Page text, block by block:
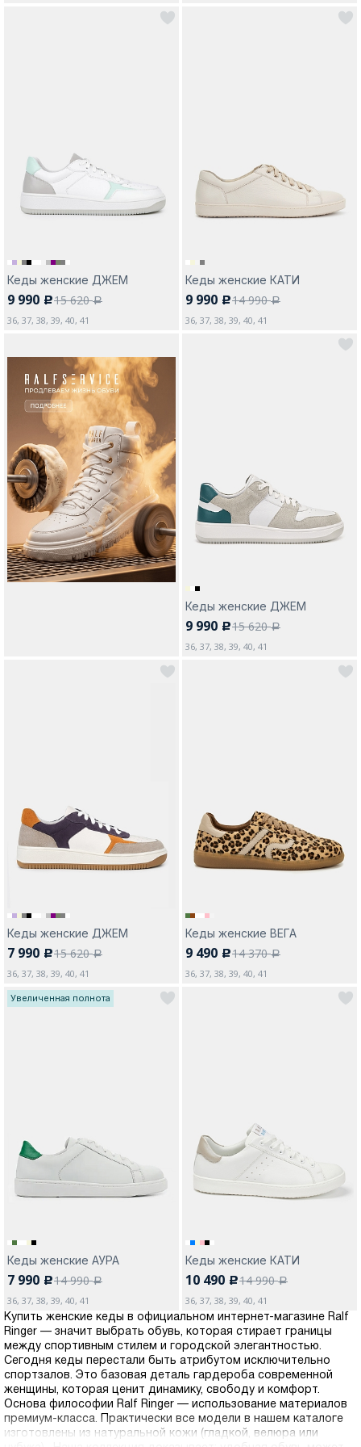
Кеды женские ДЖЕМ
9 990 c15 620a
36, 37, 38, 39, 40, 41
Кеды женские КАТИ
9 990 c14 990a
36, 37, 38, 39, 40, 41
Кеды женские ДЖЕМ
9 990 c15 620a
36, 37, 38, 39, 40, 41
Кеды женские ДЖЕМ
7 990 c15 620a
36, 37, 38, 39, 40, 41
Кеды женские ВЕГА
9 490 c14 370a
36, 37, 38, 39, 40, 41
Увеличенная полнота
Кеды женские АУРА
7 990 c14 990a
36, 37, 38, 39, 40, 41
Кеды женские КАТИ
10 490 c14 990a
36, 37, 38, 39, 40, 41
Купить женские кеды в официальном интернет-магазине Ralf
Ringer — значит выбрать обувь, которая стирает границы
между спортивным стилем и городской элегантностью.
Сегодня кеды перестали быть атрибутом исключительно
спортзалов. Это базовая деталь гардероба современной
женщины, которая ценит динамику, свободу и комфорт.
Основа философии Ralf Ringer — использование материалов
премиум-класса. Практически все модели в нашем каталоге
изготовлены из натуральной кожи (гладкой, велюра или